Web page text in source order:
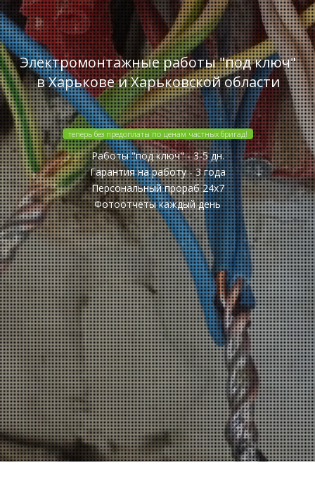
Электромонтажные работы "под ключ"
в Харькове и Харьковской области
теперь без предоплаты по ценам частных бригад!
Работы "под ключ" - 3-5 дн.
Гарантия на работу - 3 года
Персональный прораб 24x7
Фотоотчеты каждый день